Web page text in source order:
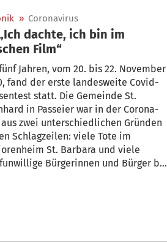
» Coronavirus
Film“
Jahren, vom 20. bis 22. November
fand der erste landesweite Covid-
statt. Die Gemeinde St.
in Passeier war in der Corona-
zwei unterschiedlichen Gründen
Schlagzeilen: viele Tote im
St. Barbara und viele
Bürgerinnen und Bürger bei